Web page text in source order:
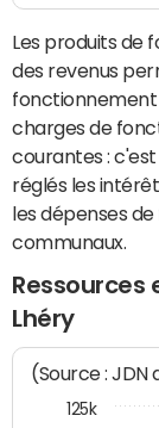
Les produits de
des revenus
fonctionnement
charges de
courantes :
réglés les
les dépenses
communaux.
Lhéry
(Source :
125k